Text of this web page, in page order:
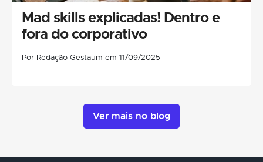
Mad skills explicadas! Dentro e
fora do corporativo
Por Redação Gestaum em 11/09/2025
Ver mais no blog